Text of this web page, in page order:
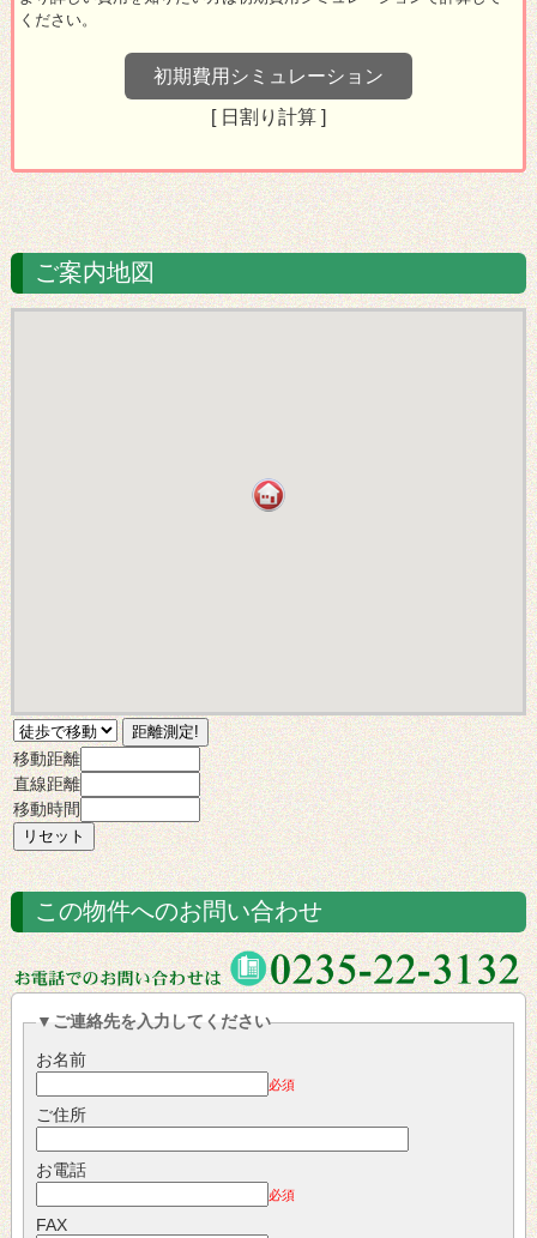
ご案内地図
移動距離
直線距離
移動時間
この物件へのお問い合わせ
▼ご連絡先を入力してください
お名前
必須
ご住所
お電話
必須
FAX